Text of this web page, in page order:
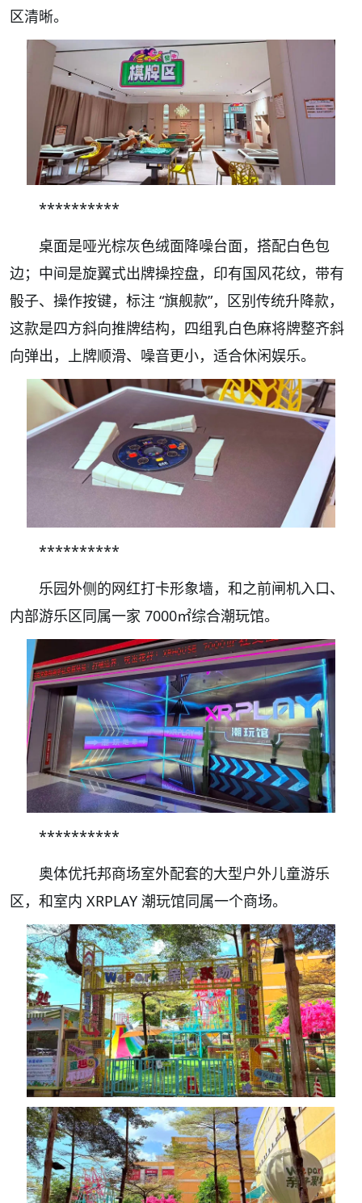
区清晰。
**********
桌面是哑光棕灰色绒面降噪台面，搭配白色包
边；中间是旋翼式出牌操控盘，印有国风花纹，带有
骰子、操作按键，标注 “旗舰款”，区别传统升降款，
这款是四方斜向推牌结构，四组乳白色麻将牌整齐斜
向弹出，上牌顺滑、噪音更小，适合休闲娱乐。
**********
乐园外侧的网红打卡形象墙，和之前闸机入口、
内部游乐区同属一家 7000㎡综合潮玩馆。
**********
奥体优托邦商场室外配套的大型户外儿童游乐
区，和室内 XRPLAY 潮玩馆同属一个商场。